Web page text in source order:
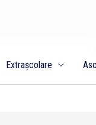
Extrașcolare